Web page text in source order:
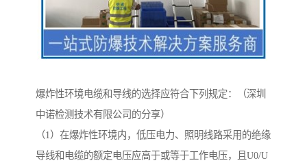
爆炸性环境电缆和导线的选择应符合下列规定：（深圳
中诺检测技术有限公司的分享）
（1）在爆炸性环境内，低压电力、照明线路采用的绝缘
导线和电缆的额定电压应高于或等于工作电压，且U0/U